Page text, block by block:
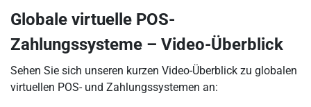
Globale virtuelle POS-
Zahlungssysteme – Video-Überblick
Sehen Sie sich unseren kurzen Video-Überblick zu globalen
virtuellen POS- und Zahlungssystemen an: